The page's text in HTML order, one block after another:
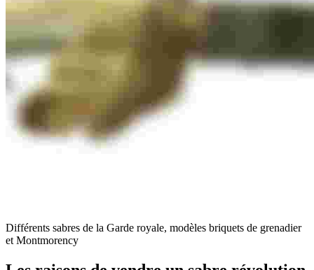
Différents sabres de la Garde royale, modèles briquets de grenadier
et Montmorency